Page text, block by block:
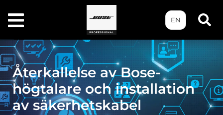
EN
Återkallelse av Bose-
högtalare och installation
av säkerhetskabel